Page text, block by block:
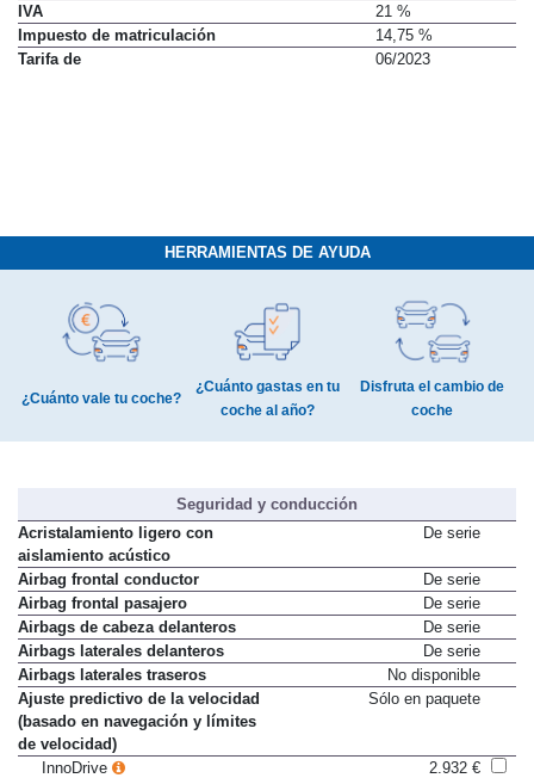
IVA
21 %
Impuesto de matriculación
14,75 %
Tarifa de
06/2023
HERRAMIENTAS DE AYUDA
¿Cuánto vale tu coche?
¿Cuánto gastas en tu
coche al año?
Disfruta el cambio de
coche
Seguridad y conducción
Acristalamiento ligero con
aislamiento acústico
De serie
Airbag frontal conductor
De serie
Airbag frontal pasajero
De serie
Airbags de cabeza delanteros
De serie
Airbags laterales delanteros
De serie
Airbags laterales traseros
No disponible
Ajuste predictivo de la velocidad
(basado en navegación y límites
de velocidad)
Sólo en paquete
InnoDrive
2.932 €